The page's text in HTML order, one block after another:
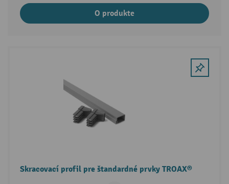
O produkte
Skracovací profil pre štandardné prvky TROAX®